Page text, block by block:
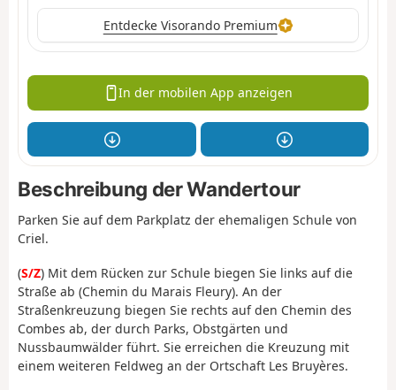
Entdecke Visorando Premium
In der mobilen App anzeigen
Beschreibung der Wandertour
Parken Sie auf dem Parkplatz der ehemaligen Schule von
Criel.
(S/Z) Mit dem Rücken zur Schule biegen Sie links auf die
Straße ab (Chemin du Marais Fleury). An der
Straßenkreuzung biegen Sie rechts auf den Chemin des
Combes ab, der durch Parks, Obstgärten und
Nussbaumwälder führt. Sie erreichen die Kreuzung mit
einem weiteren Feldweg an der Ortschaft Les Bruyères.